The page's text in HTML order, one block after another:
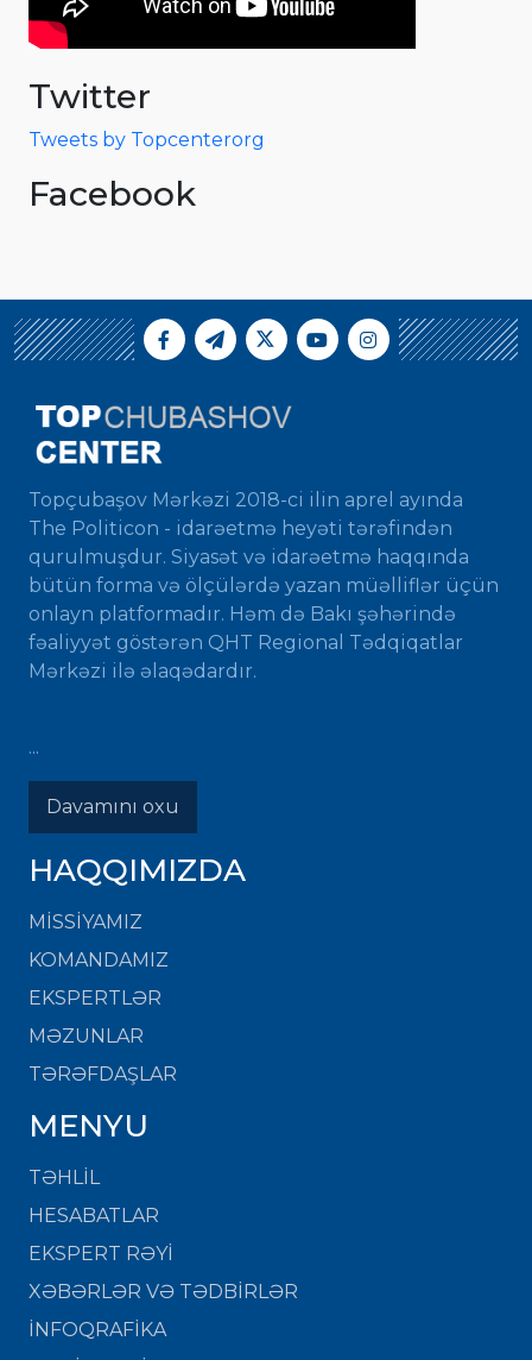
Twitter
Tweets by Topcenterorg
Facebook
Topçubaşov Mərkəzi 2018-ci ilin aprel ayında
The Politicon - idarəetmə heyəti tərəfindən
qurulmuşdur. Siyasət və idarəetmə haqqında
bütün forma və ölçülərdə yazan müəlliflər üçün
onlayn platformadır. Həm də Bakı şəhərində
fəaliyyət göstərən QHT Regional Tədqiqatlar
Mərkəzi ilə əlaqədardır.
...
Davamını oxu
HAQQIMIZDA
MISSIYAMIZ
KOMANDAMIZ
EKSPERTLƏR
MƏZUNLAR
TƏRƏFDAŞLAR
MENYU
TƏHLİL
HESABATLAR
EKSPERT RƏYİ
XƏBƏRLƏR VƏ TƏDBİRLƏR
İNFOQRAFİKA